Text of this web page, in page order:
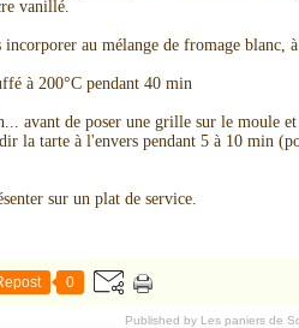
vanillé.
au mélange de fromage blanc,
à 200°C pendant 40 min
avant de poser une grille sur le moule
la tarte à l'envers pendant 5 à 10 min
sur un plat de service.
0
Published by Les paniers de